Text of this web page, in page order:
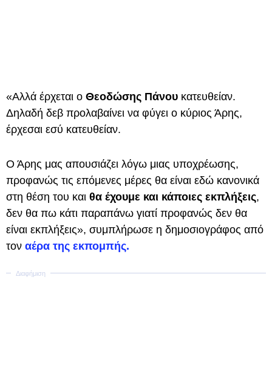
«Αλλά έρχεται ο Θεοδώσης Πάνου κατευθείαν.
Δηλαδή δεβ προλαβαίνει να φύγει ο κύριος Άρης,
έρχεσαι εσύ κατευθείαν.
Ο Άρης μας απουσιάζει λόγω μιας υποχρέωσης,
προφανώς τις επόμενες μέρες θα είναι εδώ κανονικά
στη θέση του και θα έχουμε και κάποιες εκπλήξεις,
δεν θα πω κάτι παραπάνω γιατί προφανώς δεν θα
είναι εκπλήξεις», συμπλήρωσε η δημοσιογράφος από
τον αέρα της εκπομπής.